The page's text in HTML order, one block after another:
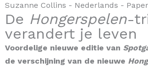
Suzanne Collins - Nederlands -
De Hongerspelen-
verandert je leven
Voordelige nieuwe editie van
de verschijning van de nieuwe